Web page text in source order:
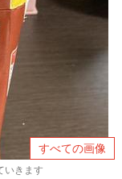
すべての画像
いきます